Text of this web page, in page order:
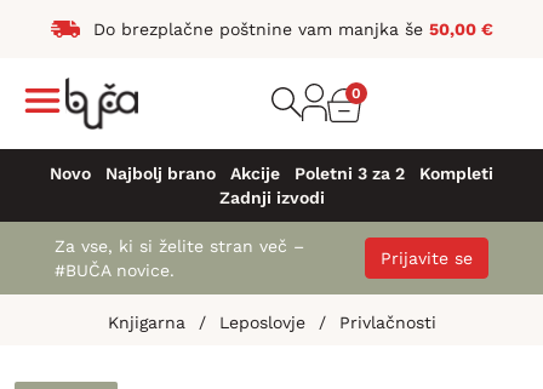
Do brezplačne poštnine vam manjka še 50,00 €
0
Novo Najbolj brano Akcije Poletni 3 za 2
Kompleti
Zadnji izvodi
Za vse, ki si želite stran več –
#BUČA novice.
Prijavite se
Knjigarna / Leposlovje / Privlačnosti